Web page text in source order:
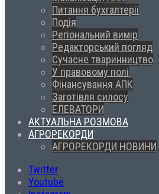
Питання бухгалтерії
Подія
Регіональний вимір
Редакторський погляд
Сучасне тваринництво
У правовому полі
Фінансування АПК
Заготівля силосу
ЕЛЕВАТОРИ
АКТУАЛЬНА РОЗМОВА
АГРОРЕКОРДИ
АГРОРЕКОРДИ НОВИНИ
Twitter
Youtube